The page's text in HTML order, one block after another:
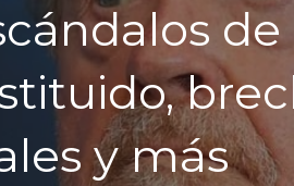
de
y más